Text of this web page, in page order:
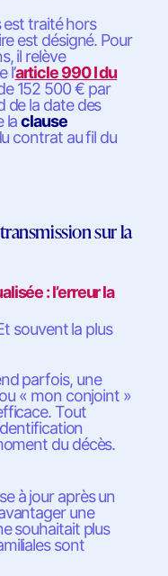
est traité hors
est désigné. Pour
il relève
l’article 990 I du
152 500 € par
de la date des
laclause
contrat au fil du
sur la
: l’erreur la
souvent la plus
parfois, une
« mon conjoint »
Tout
du décès.
à jour après un
une
souhaitait plus
sont